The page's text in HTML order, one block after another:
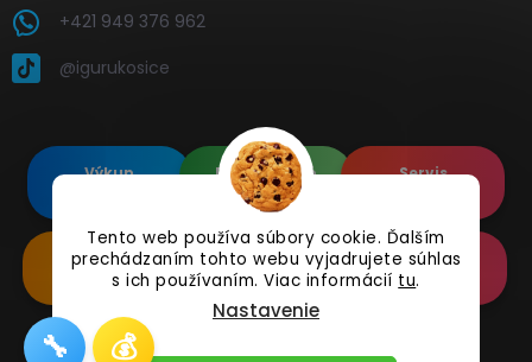
Tento web používa súbory cookie. Ďalším
prechádzaním tohto webu vyjadrujete súhlas
s ich používaním. Viac informácií tu.
Nastavenie
+421 949 376 962
@igurukosice
Výkup
Renovované
Apple's
Servis
Renovované
Samsung's
Doplnkové
Príslušenstvo
Online
Reklamácia
🔧 💰